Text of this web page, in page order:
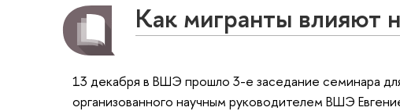
Как мигранты влияют
13 декабря в ВШЭ прошло 3-е заседание семинара
организованного научным руководителем ВШЭ